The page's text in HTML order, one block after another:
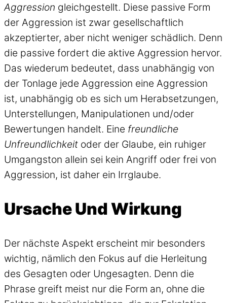
Aggression gleichgestellt. Diese passive Form
der Aggression ist zwar gesellschaftlich
akzeptierter, aber nicht weniger schädlich. Denn
die passive fordert die aktive Aggression hervor.
Das wiederum bedeutet, dass unabhängig von
der Tonlage jede Aggression eine Aggression
ist, unabhängig ob es sich um Herabsetzungen,
Unterstellungen, Manipulationen und/oder
Bewertungen handelt. Eine freundliche
Unfreundlichkeit oder der Glaube, ein ruhiger
Umgangston allein sei kein Angriff oder frei von
Aggression, ist daher ein Irrglaube.
Ursache Und Wirkung
Der nächste Aspekt erscheint mir besonders
wichtig, nämlich den Fokus auf die Herleitung
des Gesagten oder Ungesagten. Denn die
Phrase greift meist nur die Form an, ohne die